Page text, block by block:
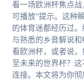
看一场欧洲杯焦点
可播放”提示。这种
的体育迷都经历过。
与熟悉的乡音解说
看欧洲杯，或者说
至未来的世界杯？
连接。本文将为你